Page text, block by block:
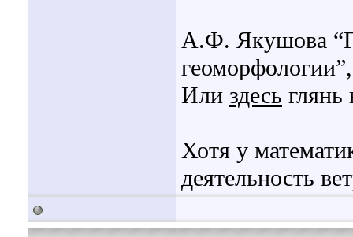
А.Ф. Якушова
Или здесь глянь
Хотя у
деятельность